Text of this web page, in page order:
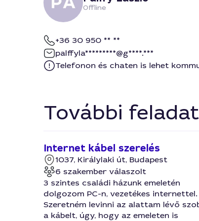
Offline
+36 30 950 ** **
palffyla*********@g****.***
Telefonon és chaten is lehet
További
Internet kábel szerelés
1037, Királylaki út, Budapest
6 szakember válaszolt
3 szintes családi házunk emeletén
dolgozom PC-n, vezetékes internettel.
Szeretném levinni az alattam lévő
a kábelt, úgy, hogy az emeleten is